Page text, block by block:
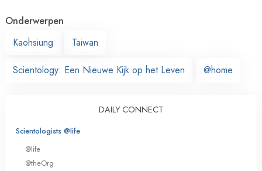
Onderwerpen
Kaohsiung
Taiwan
Scientology: Een Nieuwe Kijk op het Leven @home
DAILY CONNECT
Scientologists @life
@life
@theOrg